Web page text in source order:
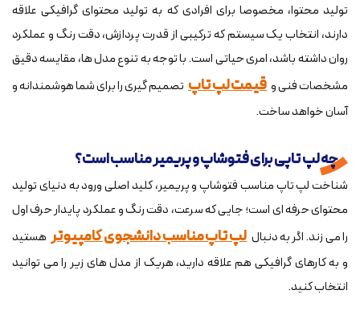
تولید محتوا، مخصوصا برای افرادی که به تولید محتوای گرافیکی علاقه
دارند، انتخاب یک سیستم که ترکیبی از قدرت پردازش، دقت رنگ و عملکرد
روان داشته باشد، امری حیاتی است. با توجه به تنوع مدل ها، مقایسه دقیق
مشخصات فنی و قیمت لپ تاپ تصمیم گیری را برای شما هوشمندانه و
آسان خواهد ساخت.
چه لپ تاپی برای فتوشاپ و پریمیر مناسب است؟
شناخت لپ تاپ مناسب فتوشاپ و پریمیر، کلید اصلی ورود به دنیای تولید
محتوای حرفه ای است؛ جایی که سرعت، دقت رنگ و عملکرد پایدار حرف اول
را می زند. اگر به دنبال لپ تاپ مناسب دانشجوی کامپیوتر هستید
و به کارهای گرافیکی هم علاقه دارید، هریک از مدل های زیر را می توانید
انتخاب کنید.